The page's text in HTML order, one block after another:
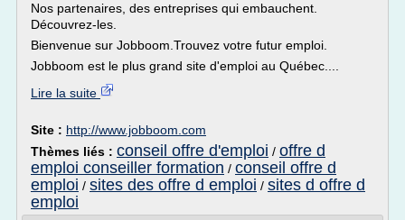
Nos partenaires, des entreprises qui embauchent.
Découvrez-les.
Bienvenue sur Jobboom.Trouvez votre futur emploi.
Jobboom est le plus grand site d'emploi au Québec....
Lire la suite
Site : http://www.jobboom.com
Thèmes liés : conseil offre d'emploi / offre d
emploi conseiller formation / conseil offre d
emploi / sites des offre d emploi / sites d offre d
emploi